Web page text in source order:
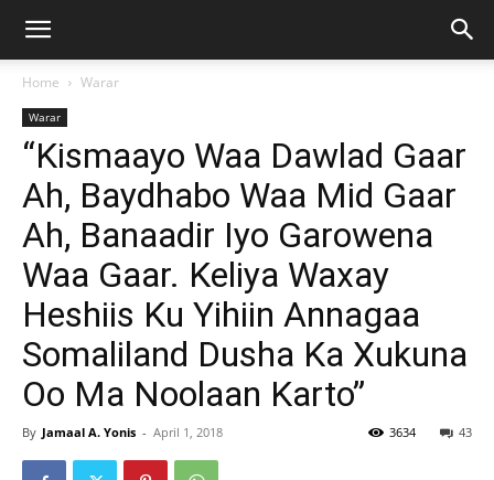
Home Warar
Warar
“Kismaayo Waa Dawlad Gaar
Ah, Baydhabo Waa Mid Gaar
Ah, Banaadir Iyo Garowena
Waa Gaar. Keliya Waxay
Heshiis Ku Yihiin Annagaa
Somaliland Dusha Ka Xukuna
Oo Ma Noolaan Karto”
By Jamaal A. Yonis - April 1, 2018 43
3634